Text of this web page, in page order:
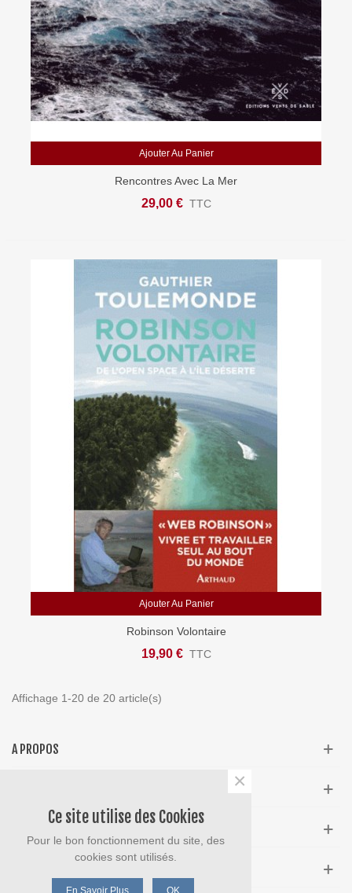
Ajouter Au Panier
Rencontres Avec La Mer
29,00 € TTC
Ajouter Au Panier
Robinson Volontaire
19,90 € TTC
Affichage 1-20 de 20 article(s)
A PROPOS
Ce site utilise des Cookies
Pour le bon fonctionnement du site, des
cookies sont utilisés.
En Savoir Plus OK
×